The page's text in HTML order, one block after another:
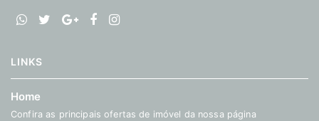
LINKS
Home
Confira as principais ofertas de imóvel da nossa página